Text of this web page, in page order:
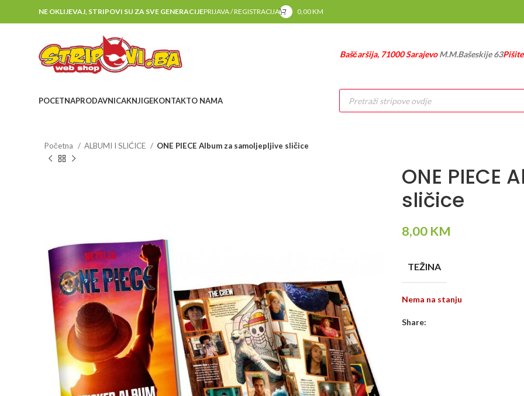
NE OKLIJEVAJ, STRIPOVI SU ZA SVE GENERACIJEPRIJAVA / REGISTRACIJA 0,00KM
Baščaršija, 71000 SarajevoM.M.Bašeskije 63
POCETNAPRODAVNICAKNJIGEKONTAKTO NAMA
Products
search
Početna ALBUMI I SLIĆICE ONE PIECE Album za samoljepljive sličice
ONE
sličice
8,00 KM
TEŽINA
Nema na stanju
Share: